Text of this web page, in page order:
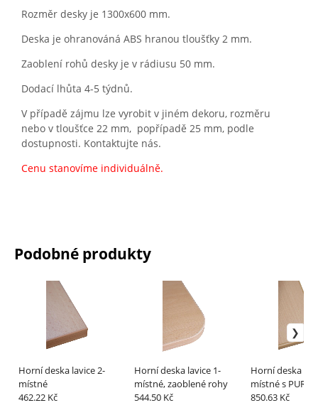
Rozměr desky je 1300x600 mm.
Deska je ohranováná ABS hranou tloušťky 2 mm.
Zaoblení rohů desky je v rádiusu 50 mm.
Dodací lhůta 4-5 týdnů.
V případě zájmu lze vyrobit v jiném dekoru, rozměru
nebo v tloušťce 22 mm, popřípadě 25 mm, podle
dostupnosti. Kontaktujte nás.
Cenu stanovíme individuálně.
Podobné produkty
Horní deska lavice 2-
místné
462.22 Kč
Horní deska lavice 1-
místné, zaoblené rohy
544.50 Kč
Horní deska
místné s PUR
850.63 Kč